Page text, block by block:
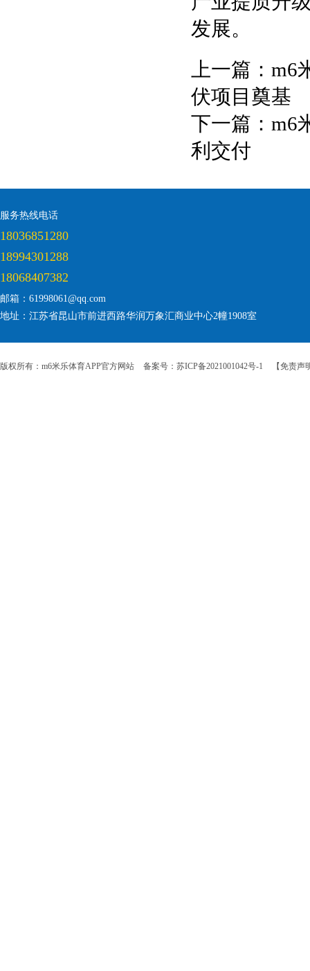
发展。
上一篇： m6
伏项目奠基
下一篇： m6
利交付
服务热线电话
18036851280
18994301288
18068407382
邮箱：61998061@qq.com
地址：江苏省昆山市前进西路华润万象汇商业中心2幢1908室
版权所有：m6米乐体育APP官方网站 备案号：苏ICP备2021001042号-1 【免责声